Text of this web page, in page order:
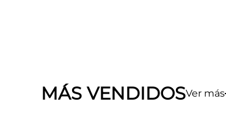
MÁS VENDIDOSVer más